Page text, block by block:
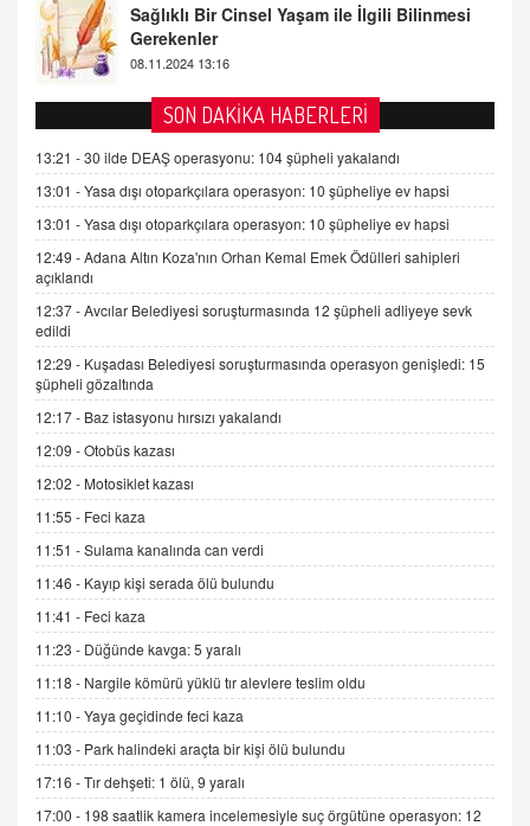
Tezkere Onaylanmasaydı…
2 Kasım 2021 Salı 00:11
AV. DOĞAN CAN DOĞAN
Kişisel verilerin korunması ve dijital hukukun
gelişimi
SEHER EREK
Kış Ayları Geldi, Hangi Önlemler Alınmalı?
İNCİ GÜL AKÖL
Trump Keşke Adana'yı da Ziyaret Etse...
06.07.2026 13:00
ADEM AKÖL
Esed Destekçilerinin Yüzüne Vurulan Şamar:
Sednaya
11.12.2024 12:30
DR. EKREM ASLAN
Gerçek Ne, Algı Ne? "Beraber Yürüyoruz"
Cümlesinin Peşinden
19.07.2025 12:45
GÖNÜL MENEKŞE
Şifacının Yolu
04.11.2025 12:56
AV. RÜMEYSA ÖZKALE
SON DAKİKA HABERLERİ
13:21 -30 ilde DEAŞ operasyonu: 104 şüpheli yakalandı
13:01 -Yasa dışı otoparkçılara operasyon: 10 şüpheliye ev hapsi
13:01 -Yasa dışı otoparkçılara operasyon: 10 şüpheliye ev hapsi
12:49 -Adana Altın Koza'nın Orhan Kemal Emek Ödülleri sahipleri
açıklandı
12:37 -Avcılar Belediyesi soruşturmasında 12 şüpheli adliyeye sevk
edildi
12:29 - Kuşadası Belediyesi soruşturmasında operasyon genişledi: 15
şüpheli gözaltında
12:17 - Baz istasyonu hırsızı yakalandı
12:09 -Otobüs kazası
12:02 - Motosiklet kazası
11:55 - Feci kaza
11:51 -Sulama kanalında can verdi
11:46 - Kayıp kişi serada ölü bulundu
11:41 - Feci kaza
11:23 - Düğünde kavga: 5 yaralı
11:18 - Nargile kömürü yüklü tır alevlere teslim oldu
11:10 -Yaya geçidinde feci kaza
11:03 - Park halindeki araçta bir kişi ölü bulundu
17:16 -Tır dehşeti: 1 ölü, 9 yaralı
17:00 - 198 saatlik kamera incelemesiyle suç örgütüne operasyon: 12